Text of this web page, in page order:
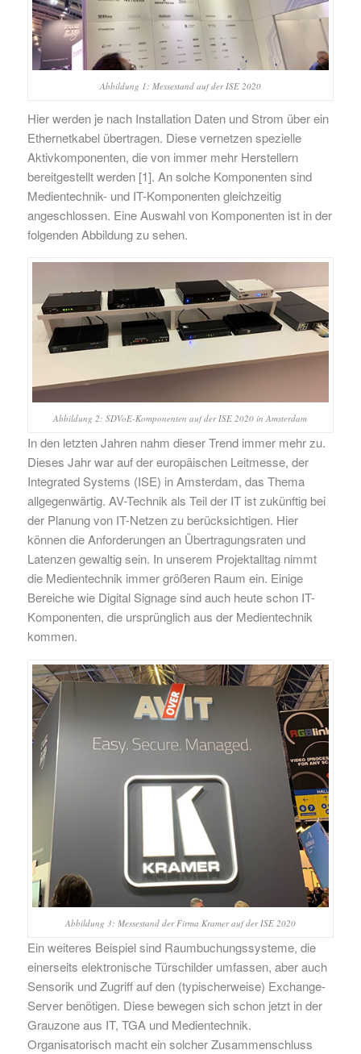
Abbildung 1: Messestand auf der ISE 2020
Hier werden je nach Installation Daten und Strom über ein
Ethernetkabel übertragen. Diese vernetzen spezielle
Aktivkomponenten, die von immer mehr Herstellern
bereitgestellt werden [1]. An solche Komponenten sind
Medientechnik- und IT-Komponenten gleichzeitig
angeschlossen. Eine Auswahl von Komponenten ist in der
folgenden Abbildung zu sehen.
Abbildung 2: SDVoE-Komponenten auf der ISE 2020 in Amsterdam
In den letzten Jahren nahm dieser Trend immer mehr zu.
Dieses Jahr war auf der europäischen Leitmesse, der
Integrated Systems (ISE) in Amsterdam, das Thema
allgegenwärtig. AV-Technik als Teil der IT ist zukünftig bei
der Planung von IT-Netzen zu berücksichtigen. Hier
können die Anforderungen an Übertragungsraten und
Latenzen gewaltig sein. In unserem Projektalltag nimmt
die Medientechnik immer größeren Raum ein. Einige
Bereiche wie Digital Signage sind auch heute schon IT-
Komponenten, die ursprünglich aus der Medientechnik
kommen.
Abbildung 3: Messestand der Firma Kramer auf der ISE 2020
Ein weiteres Beispiel sind Raumbuchungssysteme, die
einerseits elektronische Türschilder umfassen, aber auch
Sensorik und Zugriff auf den (typischerweise) Exchange-
Server benötigen. Diese bewegen sich schon jetzt in der
Grauzone aus IT, TGA und Medientechnik.
Organisatorisch macht ein solcher Zusammenschluss